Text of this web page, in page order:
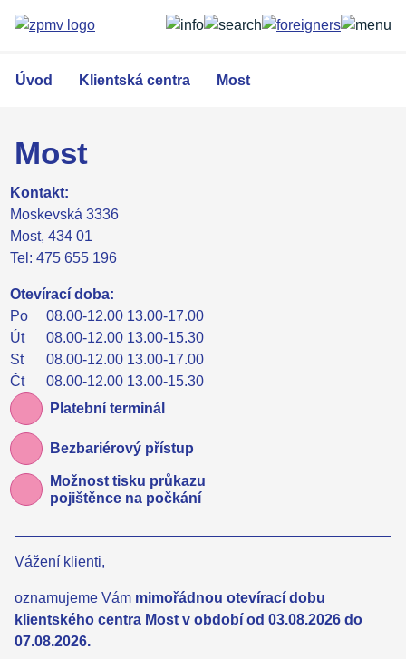
obsahu
Úvod Klientská centra Most
Most
Kontakt:
Moskevská 3336
Most, 434 01
Tel: 475 655 196
Otevírací doba:
Po
08.00-12.00 13.00-17.00
Út
08.00-12.00 13.00-15.30
St
08.00-12.00 13.00-17.00
Čt
08.00-12.00 13.00-15.30
Platební terminál
Bezbariérový přístup
Možnost tisku průkazu
pojištěnce na počkání
Vážení klienti,
oznamujeme Vám mimořádnou otevírací dobu
klientského centra Most v období od 03.08.2026 do
07.08.2026.